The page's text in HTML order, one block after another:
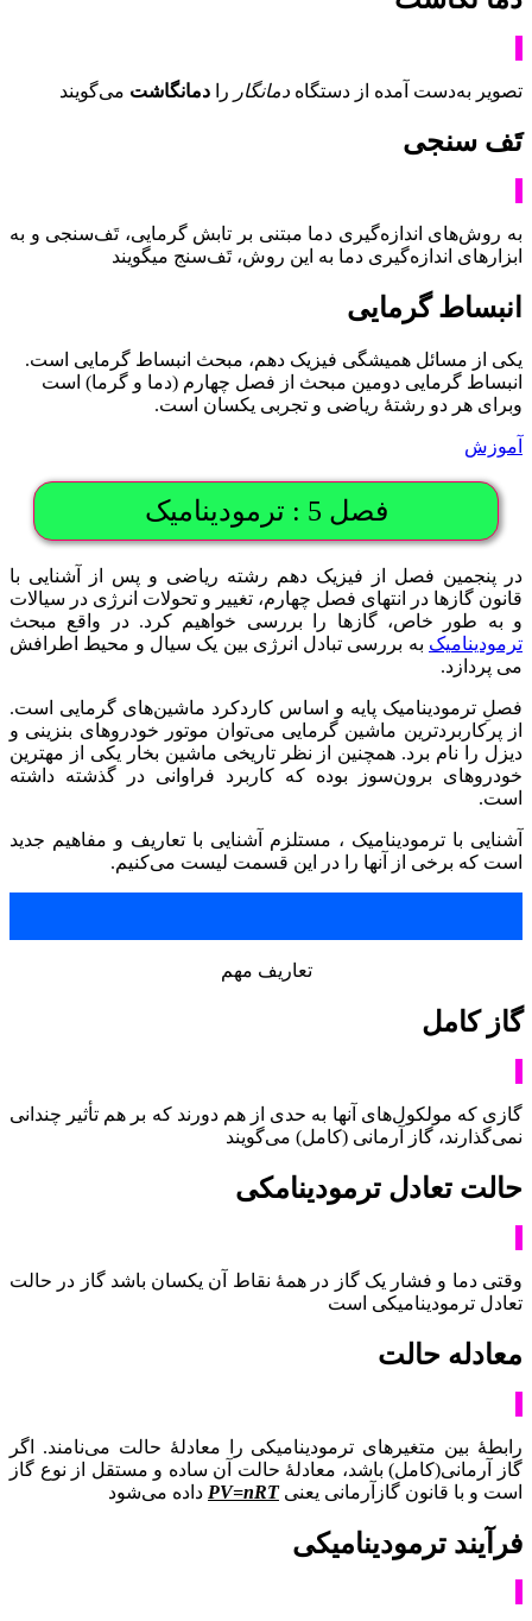
تصویر به‌دست آمده از دستگاه دمانگار را دمانگاشت می‌گویند
تَف سنجی
به روش‌های اندازه‌گیری دما مبتنی بر تابش گرمایی، تَف‌سنجی و به
ابزارهای اندازه‌گیری دما به این روش، تَف‌سنج میگویند
انبساط گرمایی
یکی از مسائل همیشگی فیزیک دهم، مبحث انبساط گرمایی است.
انبساط گرمایی دومین مبحث از فصل چهارم (دما و گرما) است
وبرای هر دو رشتۀ ریاضی و تجربی یکسان است.
آموزش
فصل 5 : ترمودینامیک
در پنجمین فصل از فیزیک دهم رشته ریاضی و پس از آشنایی با
قانون گازها در انتهای فصل چهارم، تغییر و تحولات انرژی در سیالات
و به طور خاص، گازها را بررسی خواهیم کرد. در واقع مبحث
ترمودینامیک به بررسی تبادل انرژی بین یک سیال و محیط اطرافش
می پردازد.
فصلِ ترمودینامیک پایه و اساس کاردکرد ماشین‌های گرمایی است.
از پرکاربردترین ماشین گرمایی می‌توان موتور خودروهای بنزینی و
دیزل را نام برد. همچنین از نظر تاریخی ماشین بخار یکی از مهترین
خودروهای برون‌سوز بوده که کاربرد فراوانی در گذشته داشته
است.
آشنایی با ترمودینامیک ، مستلزم آشنایی با تعاریف و مفاهیم جدید
است که برخی از آنها را در این قسمت لیست می‌کنیم.
تعاریف مهم
گاز کامل
گازی که مولکول‌های آنها به حدی از هم دورند که بر هم تأثیر چندانی
نمی‌گذارند، گاز آرمانی (کامل) می‌گویند
حالت تعادل ترمودینامکی
وقتی دما و فشار یک گاز در همۀ نقاط آن یکسان باشد گاز در حالت
تعادل ترمودینامیکی است
معادله حالت
رابطۀ بین متغیرهای ترمودینامیکی را معادلۀ حالت می‌نامند. اگر
گاز آرمانی(کامل) باشد، معادلۀ حالت آن ساده و مستقل از نوع گاز
است و با قانون گازآرمانی یعنیPV=nRT داده می‌شود
فرآیند ترمودینامیکی